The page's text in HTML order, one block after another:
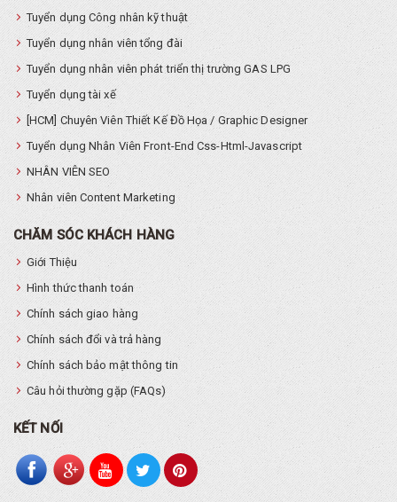
Tuyển dụng Công nhân kỹ thuật
Tuyển dụng nhân viên tổng đài
Tuyển dụng nhân viên phát triển thị trường GAS LPG
Tuyển dụng tài xế
[HCM] Chuyên Viên Thiết Kế Đồ Họa / Graphic Designer
Tuyển dụng Nhân Viên Front-End Css-Html-Javascript
NHÂN VIÊN SEO
Nhân viên Content Marketing
CHĂM SÓC KHÁCH HÀNG
Giới Thiệu
Hình thức thanh toán
Chính sách giao hàng
Chính sách đổi và trả hàng
Chính sách bảo mật thông tin
Câu hỏi thường gặp (FAQs)
KẾT NỐI